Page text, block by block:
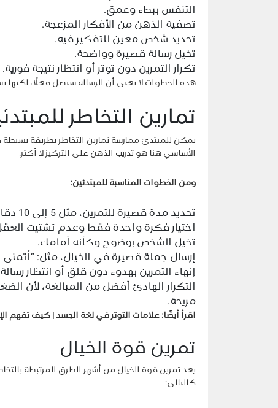
التنفس ببطء وعمق.
تصفية الذهن من الأفكار المزعجة.
تحديد شخص معين للتفكير فيه.
تخيل رسالة قصيرة وواضحة.
تكرار التمرين دون توتر أو انتظار نتيجة فورية.
هذه الخطوات لا تعني أن الرسالة ستصل فعلًا، لكنها
تمارين التخاطر
يمكن للمبتدئ ممارسة تمارين التخاطر بطريقة
الأساسي هنا هو تدريب الذهن على التركيز لا أكثر.
ومن الخطوات المناسبة للمبتدئين:
تحديد مدة قصيرة للتمرين، مثل 5 إلى 10 دقائق.
اختيار فكرة واحدة فقط وعدم تشتيت
تخيل الشخص بوضوح وكأنه أمامك.
إرسال جملة قصيرة في الخيال، مثل: “أتمنى
إنهاء التمرين بهدوء دون قلق أو انتظار
التكرار الهادئ أفضل من المبالغة، لأن
مريحة.
اقرأ أيضًا: علامات التوتر في لغة الجسد | كيف تفهم
تمرين قوة الخيال
يعد تمرين قوة الخيال من أشهر الطرق المرتبطة
كالتالي: